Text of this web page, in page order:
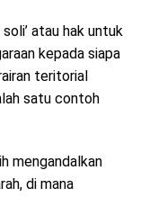
atau hak untuk
kepada siapa
teritorial
satu contoh
mengandalkan
di mana